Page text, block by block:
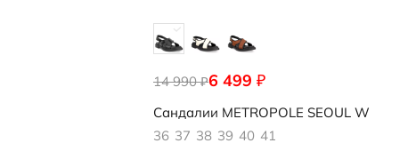
6 499 ₽
14 990₽
202343/51052
Сандалии METROPOLE SEOUL W
36 37 38 39 40 41